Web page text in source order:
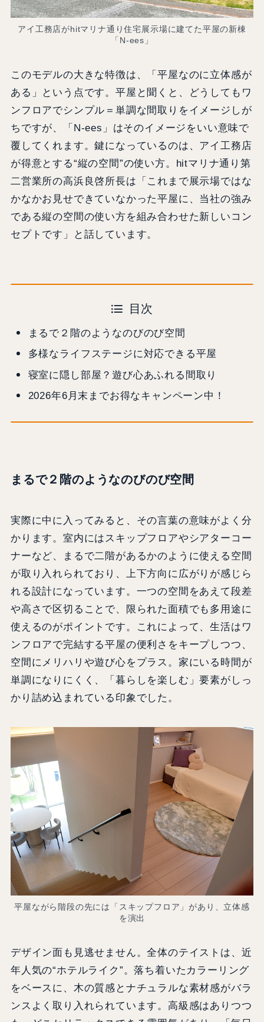
アイ工務店がhitマリナ通り住宅展示場に建てた平屋の新棟
「N-ees」
このモデルの大きな特徴は、「平屋なのに立体感が
ある」という点です。平屋と聞くと、どうしてもワ
ンフロアでシンプル＝単調な間取りをイメージしが
ちですが、「N-ees」はそのイメージをいい意味で
覆してくれます。鍵になっているのは、アイ工務店
が得意とする“縦の空間”の使い方。hitマリナ通り第
二営業所の高浜良啓所長は「これまで展示場ではな
かなかお見せできていなかった平屋に、当社の強み
である縦の空間の使い方を組み合わせた新しいコン
セプトです」と話しています。
目次
まるで２階のようなのびのび空間
多様なライフステージに対応できる平屋
寝室に隠し部屋？遊び心あふれる間取り
2026年6月末までお得なキャンペーン中！
まるで２階のようなのびのび空間
実際に中に入ってみると、その言葉の意味がよく分
かります。室内にはスキップフロアやシアターコー
ナーなど、まるで二階があるかのように使える空間
が取り入れられており、上下方向に広がりが感じら
れる設計になっています。一つの空間をあえて段差
や高さで区切ることで、限られた面積でも多用途に
使えるのがポイントです。これによって、生活はワ
ンフロアで完結する平屋の便利さをキープしつつ、
空間にメリハリや遊び心をプラス。家にいる時間が
単調になりにくく、「暮らしを楽しむ」要素がしっ
かり詰め込まれている印象でした。
平屋ながら階段の先には「スキップフロア」があり、立体感
を演出
デザイン面も見逃せません。全体のテイストは、近
年人気の“ホテルライク”。落ち着いたカラーリング
をベースに、木の質感とナチュラルな素材感がバラ
ンスよく取り入れられています。高級感はありつつ